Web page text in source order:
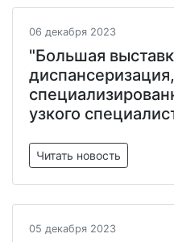
06 декабря 2023
"Большая
узкого
Читать новость
05 декабря 2023